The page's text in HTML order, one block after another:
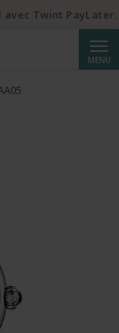
MENU
Twint PayLater.